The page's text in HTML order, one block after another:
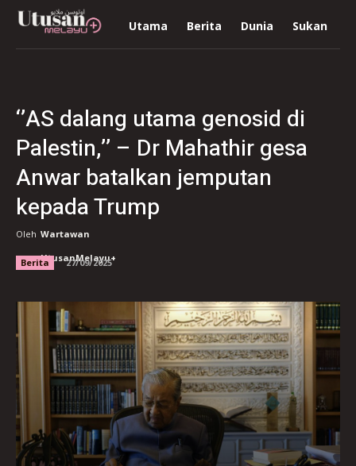
Utama Berita Dunia Sukan
‘’AS dalang utama genosid di
Palestin,’’ – Dr Mahathir gesa
Anwar batalkan jemputan
kepada Trump
Oleh Wartawan
UtusanMelayu+
Berita 27/09/2025